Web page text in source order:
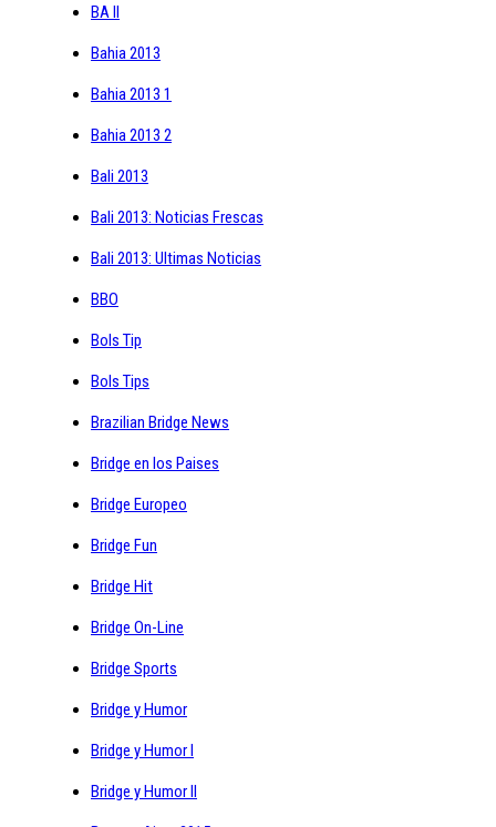
BA II
Bahia 2013
Bahia 2013 1
Bahia 2013 2
Bali 2013
Bali 2013: Noticias Frescas
Bali 2013: Ultimas Noticias
BBO
Bols Tip
Bols Tips
Brazilian Bridge News
Bridge en los Paises
Bridge Europeo
Bridge Fun
Bridge Hit
Bridge On-Line
Bridge Sports
Bridge y Humor
Bridge y Humor I
Bridge y Humor II